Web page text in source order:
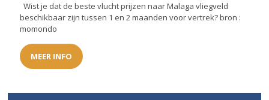
Wist je dat de beste vlucht prijzen naar Malaga vliegveld
beschikbaar zijn tussen 1 en 2 maanden voor vertrek? bron :
momondo
MEER INFO